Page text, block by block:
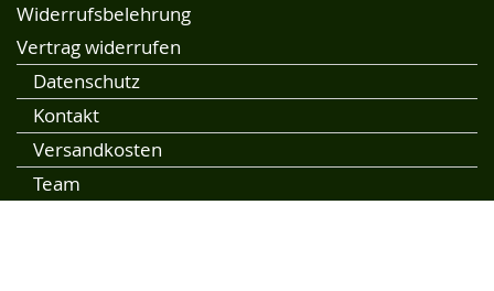
Widerrufsbelehrung
Vertrag widerrufen
Datenschutz
Kontakt
Versandkosten
Team